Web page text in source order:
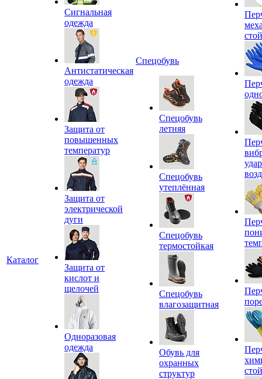
Каталог
Сигнальная
одежда
Антистатическая
одежда
Защита от
повышенных
температур
Защита от
электрической
дуги
Защита от
кислот и
щелочей
Одноразовая
одежда
Спецобувь
Спецобувь
летняя
Спецобувь
утеплённая
Спецобувь
термостойкая
Спецобувь
влагозащитная
Обувь для
охранных
структур